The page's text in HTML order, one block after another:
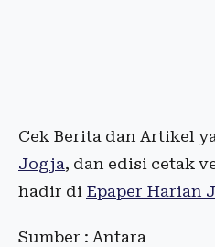
Cek Berita dan Artikel
Jogja, dan edisi cetak
hadir di Epaper Harian
Sumber : Antara